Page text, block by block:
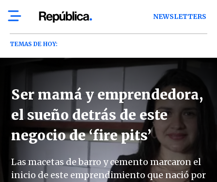
NEWSLETTERS
TEMAS DE HOY:
Ser mamá y emprendedora,
el sueño detrás de este
negocio de ‘fire pits’
Las macetas de barro y cemento marcaron el
inicio de este emprendimiento que nació por